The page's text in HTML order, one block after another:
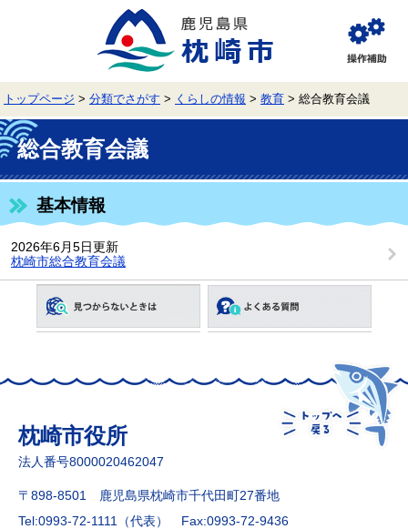
で
す。
ば
し
て
本
覧
補
助
トップページ > 分類でさがす > くらしの情報 > 教育 > 総合教育会議
本
文 総合教育会議
基本情報
2026年6月5日更新
枕崎市総合教育会議
枕崎市役所
法人番号8000020462047
〒898-8501 鹿児島県枕崎市千代田町27番地
Tel:0993-72-1111（代表）
Fax:0993-72-9436